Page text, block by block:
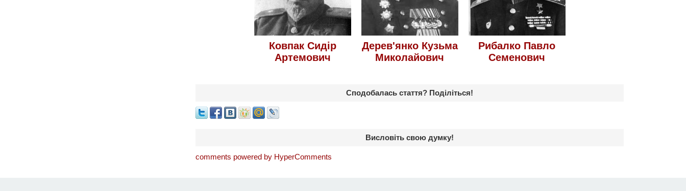
Ковпак Сидір
Артемович
Дерев'янко Кузьма
Миколайович
Рибалко Павло
Семенович
Сподобалась стаття? Поділіться!
Висловіть свою думку!
comments powered by HyperComments